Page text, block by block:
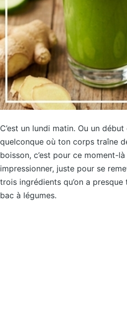
C’est un lundi matin. Ou un
quelconque où ton corps traîne
boisson, c’est pour ce moment-
impressionner, juste pour se
trois ingrédients qu’on a
bac à légumes.